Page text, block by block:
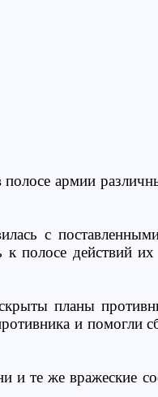
армии
с
полосе действий
планы
и помогли
и те же вражеские